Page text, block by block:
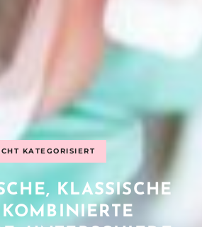
KATEGORISIERT
KLASSISCHE